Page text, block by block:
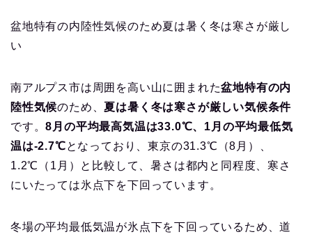
盆地特有の内陸性気候のため夏は暑く冬は寒さが厳し
い
南アルプス市は周囲を高い山に囲まれた盆地特有の内
陸性気候のため、夏は暑く冬は寒さが厳しい気候条件
です。8月の平均最高気温は33.0℃、1月の平均最低気
温は-2.7℃となっており、東京の31.3℃（8月）、
1.2℃（1月）と比較して、暑さは都内と同程度、寒さ
にいたっては氷点下を下回っています。
冬場の平均最低気温が氷点下を下回っているため、道